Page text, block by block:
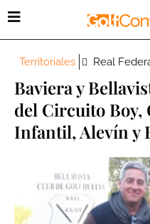
Territoriales Real
Baviera y
del Circuito Boy,
Infantil, Alevín y